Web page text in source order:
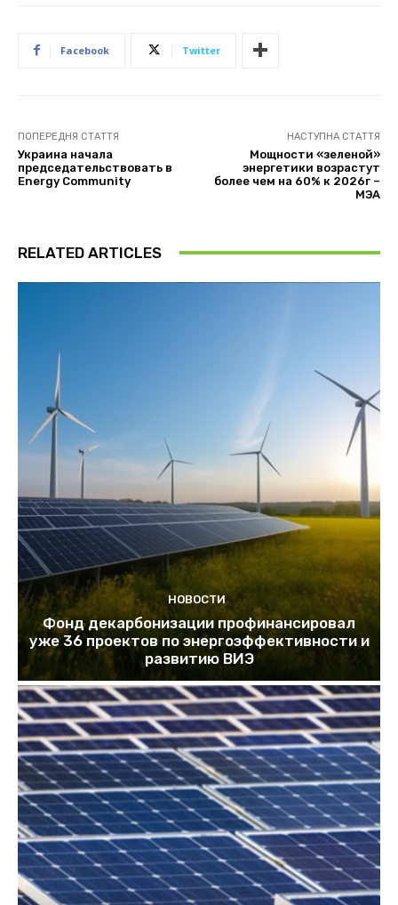
Facebook Twitter
ПОПЕРЕДНЯ СТАТТЯ
Украина начала
председательствовать в
Energy Community
НАСТУПНА СТАТТЯ
Мощности «зеленой»
энергетики возрастут
более чем на 60% к 2026г –
МЭА
RELATED ARTICLES
НОВОСТИ
Фонд декарбонизации профинансировал
уже 36 проектов по энергоэффективности и
развитию ВИЭ